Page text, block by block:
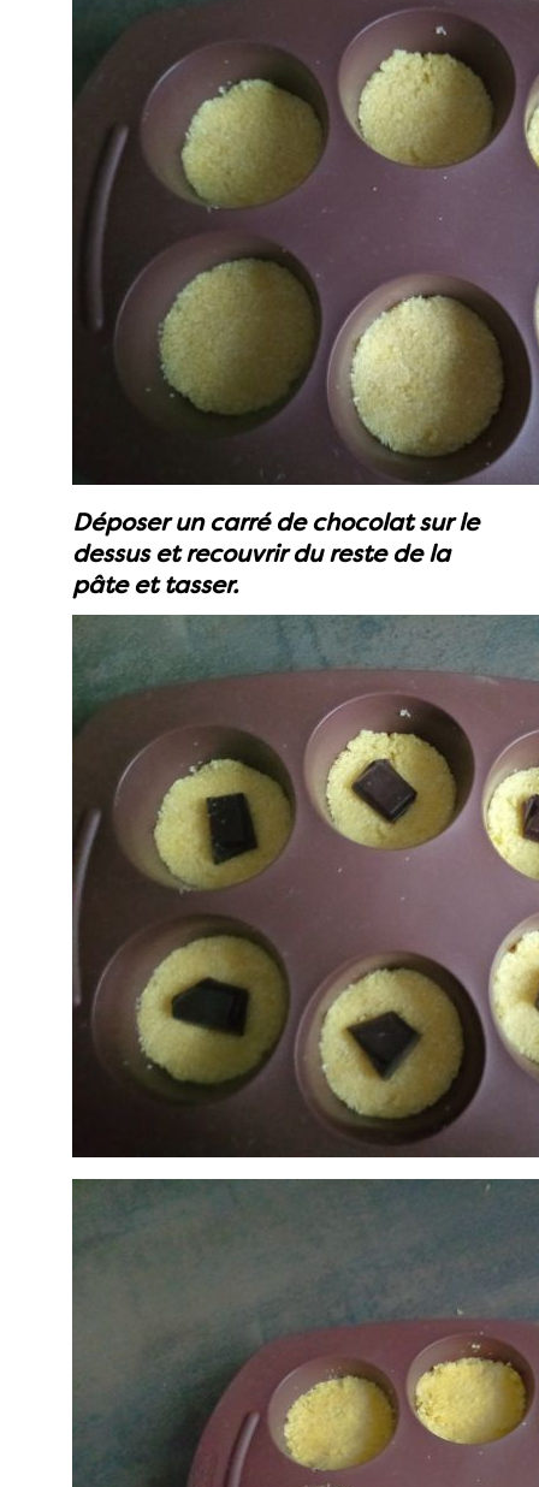
Déposer un carré de chocolat sur le
dessus et recouvrir du reste de la
pâte et tasser.